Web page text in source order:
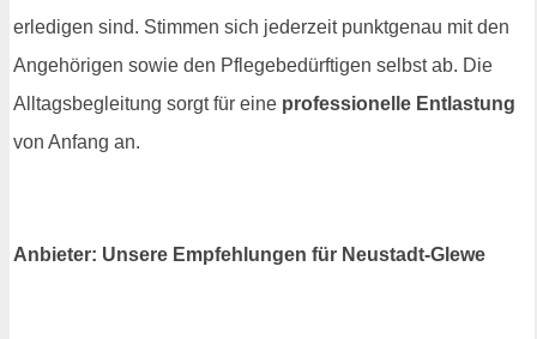
erledigen sind. Stimmen sich jederzeit punktgenau mit den
Angehörigen sowie den Pflegebedürftigen selbst ab. Die
Alltagsbegleitung sorgt für eine professionelle Entlastung
von Anfang an.
Anbieter: Unsere Empfehlungen für Neustadt-Glewe